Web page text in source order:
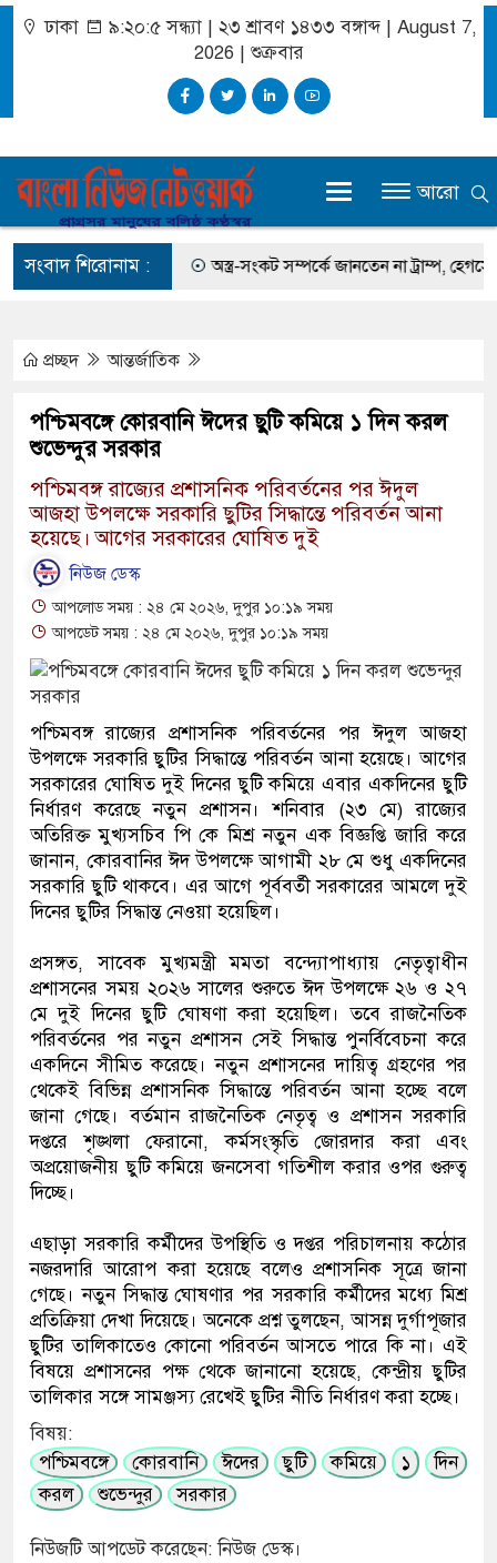
ঢাকা ৯:২০:৫ সন্ধ্যা | ২৩ শ্রাবণ ১৪৩৩ বঙ্গাব্দ | August 7,
2026 | শুক্রবার
আরো
সংবাদ শিরোনাম :
সালমান এফ রহমান অস্ত্র-সংকট সম্পর্কে জানতেন না ট্রাম্প, হেগসেথের
প্রচ্ছদ আন্তর্জাতিক
পশ্চিমবঙ্গে কোরবানি ঈদের ছুটি কমিয়ে ১ দিন করল
শুভেন্দুর সরকার
পশ্চিমবঙ্গ রাজ্যের প্রশাসনিক পরিবর্তনের পর ঈদুল
আজহা উপলক্ষে সরকারি ছুটির সিদ্ধান্তে পরিবর্তন আনা
হয়েছে। আগের সরকারের ঘোষিত দুই
নিউজ ডেস্ক
আপলোড সময় : ২৪ মে ২০২৬, দুপুর ১০:১৯ সময়
আপডেট সময় : ২৪ মে ২০২৬, দুপুর ১০:১৯ সময়
পশ্চিমবঙ্গ রাজ্যের প্রশাসনিক পরিবর্তনের পর ঈদুল আজহা
উপলক্ষে সরকারি ছুটির সিদ্ধান্তে পরিবর্তন আনা হয়েছে। আগের
সরকারের ঘোষিত দুই দিনের ছুটি কমিয়ে এবার একদিনের ছুটি
নির্ধারণ করেছে নতুন প্রশাসন। শনিবার (২৩ মে) রাজ্যের
অতিরিক্ত মুখ্যসচিব পি কে মিশ্র নতুন এক বিজ্ঞপ্তি জারি করে
জানান, কোরবানির ঈদ উপলক্ষে আগামী ২৮ মে শুধু একদিনের
সরকারি ছুটি থাকবে। এর আগে পূর্ববর্তী সরকারের আমলে দুই
দিনের ছুটির সিদ্ধান্ত নেওয়া হয়েছিল।
প্রসঙ্গত, সাবেক মুখ্যমন্ত্রী মমতা বন্দ্যোপাধ্যায় নেতৃত্বাধীন
প্রশাসনের সময় ২০২৬ সালের শুরুতে ঈদ উপলক্ষে ২৬ ও ২৭
মে দুই দিনের ছুটি ঘোষণা করা হয়েছিল। তবে রাজনৈতিক
পরিবর্তনের পর নতুন প্রশাসন সেই সিদ্ধান্ত পুনর্বিবেচনা করে
একদিনে সীমিত করেছে। নতুন প্রশাসনের দায়িত্ব গ্রহণের পর
থেকেই বিভিন্ন প্রশাসনিক সিদ্ধান্তে পরিবর্তন আনা হচ্ছে বলে
জানা গেছে। বর্তমান রাজনৈতিক নেতৃত্ব ও প্রশাসন সরকারি
দপ্তরে শৃঙ্খলা ফেরানো, কর্মসংস্কৃতি জোরদার করা এবং
অপ্রয়োজনীয় ছুটি কমিয়ে জনসেবা গতিশীল করার ওপর গুরুত্ব
দিচ্ছে।
এছাড়া সরকারি কর্মীদের উপস্থিতি ও দপ্তর পরিচালনায় কঠোর
নজরদারি আরোপ করা হয়েছে বলেও প্রশাসনিক সূত্রে জানা
গেছে। নতুন সিদ্ধান্ত ঘোষণার পর সরকারি কর্মীদের মধ্যে মিশ্র
প্রতিক্রিয়া দেখা দিয়েছে। অনেকে প্রশ্ন তুলছেন, আসন্ন দুর্গাপূজার
ছুটির তালিকাতেও কোনো পরিবর্তন আসতে পারে কি না। এই
বিষয়ে প্রশাসনের পক্ষ থেকে জানানো হয়েছে, কেন্দ্রীয় ছুটির
তালিকার সঙ্গে সামঞ্জস্য রেখেই ছুটির নীতি নির্ধারণ করা হচ্ছে।
বিষয়:
পশ্চিমবঙ্গে
কোরবানি ঈদের ছুটি কমিয়ে ১
দিন
করল
শুভেন্দুর সরকার
নিউজটি আপডেট করেছেন: নিউজ ডেস্ক।